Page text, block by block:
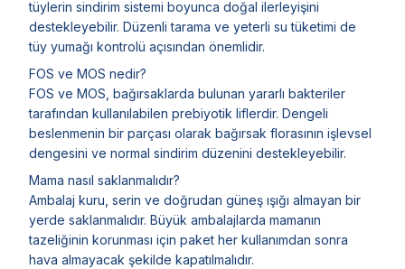
tüylerin sindirim sistemi boyunca doğal ilerleyişini
destekleyebilir. Düzenli tarama ve yeterli su tüketimi de
tüy yumağı kontrolü açısından önemlidir.
FOS ve MOS nedir?
FOS ve MOS, bağırsaklarda bulunan yararlı bakteriler
tarafından kullanılabilen prebiyotik liflerdir. Dengeli
beslenmenin bir parçası olarak bağırsak florasının işlevsel
dengesini ve normal sindirim düzenini destekleyebilir.
Mama nasıl saklanmalıdır?
Ambalaj kuru, serin ve doğrudan güneş ışığı almayan bir
yerde saklanmalıdır. Büyük ambalajlarda mamanın
tazeliğinin korunması için paket her kullanımdan sonra
hava almayacak şekilde kapatılmalıdır.